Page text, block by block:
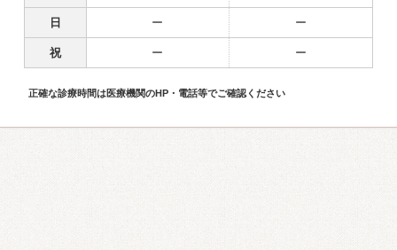
日 ー ー
祝 ー ー
正確な診療時間は医療機関のHP・電話等でご確認ください